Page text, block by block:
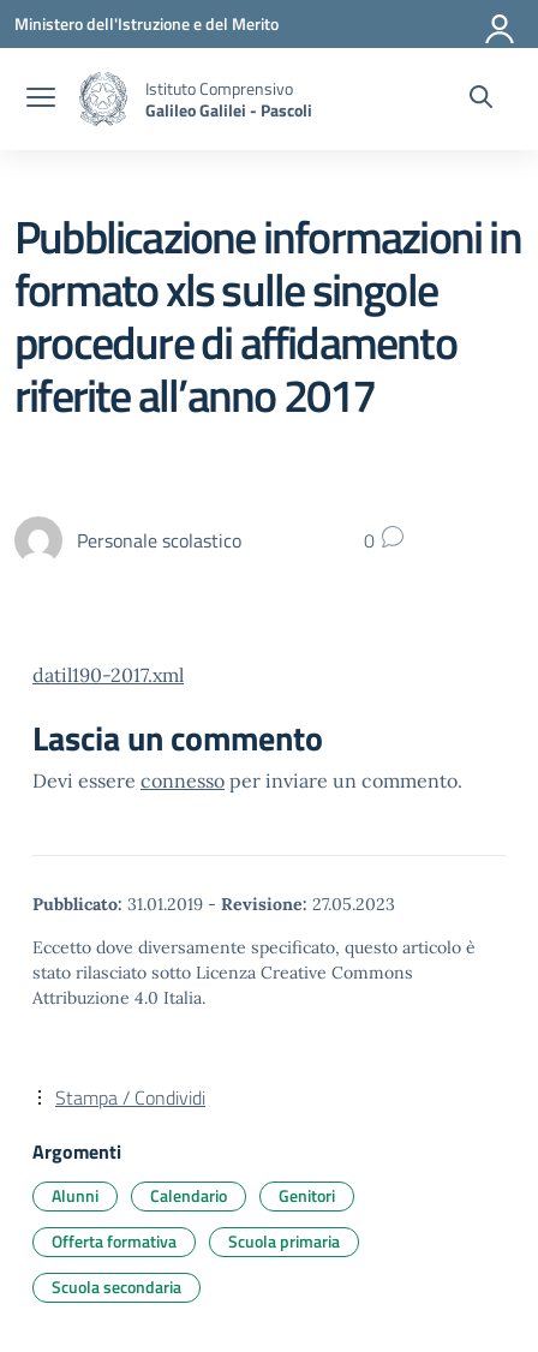
Vai ai contenuti
Vai al menu di navigazione
Vai al footer
Ministero dell'Istruzione e del Merito
Istituto Comprensivo
Galileo Galilei - Pascoli
Pubblicazione informazioni in
formato xls sulle singole
procedure di affidamento
riferite all’anno 2017
Personale scolastico 0
datil190-2017.xml
Lascia un commento
Devi essere connesso per inviare un commento.
Pubblicato: 31.01.2019 - Revisione: 27.05.2023
Eccetto dove diversamente specificato, questo articolo è
stato rilasciato sotto Licenza Creative Commons
Attribuzione 4.0 Italia.
Stampa / Condividi
Argomenti
Alunni Calendario
Genitori
Offerta formativa
Scuola primaria
Scuola secondaria